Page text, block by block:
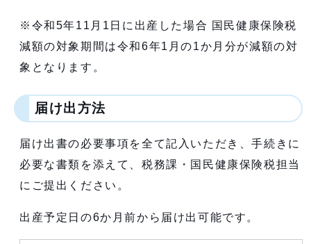
※令和5年11月1日に出産した場合 国民健康保険税
減額の対象期間は令和6年1月の1か月分が減額の対
象となります。
届け出方法
届け出書の必要事項を全て記入いただき、手続きに
必要な書類を添えて、税務課・国民健康保険税担当
にご提出ください。
出産予定日の6か月前から届け出可能です。